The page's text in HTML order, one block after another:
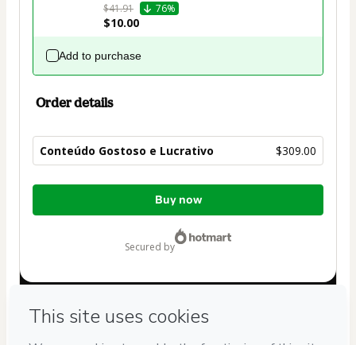
$41.91
76%
$10.00
Add to purchase
Order details
Conteúdo Gostoso e Lucrativo $309.00
Total
Buy now
secured by
If you need to submit a request to our support team, please